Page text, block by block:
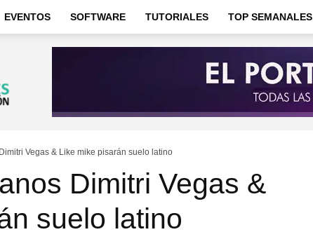
EVENTOS SOFTWARE TUTORIALES TOP SEMANALES
Vegas & Like mike pisarán suelo latino
Dimitri Vegas &
suelo latino